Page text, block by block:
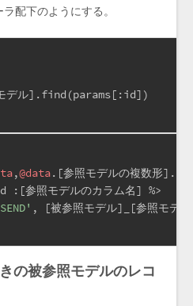
配下のようにする。
デル].find(params[ :id])
,@data.[参照モデルの複数形
: [参照モデルのカラム名] %>
, [被参照モデル]_[参照モデ
の被参照モデルのレコ